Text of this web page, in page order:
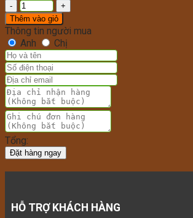
Thêm vào giỏ
Thông tin người mua
Anh
Chị
Tổng:
Đặt hàng ngay
HỖ TRỢ KHÁCH HÀNG